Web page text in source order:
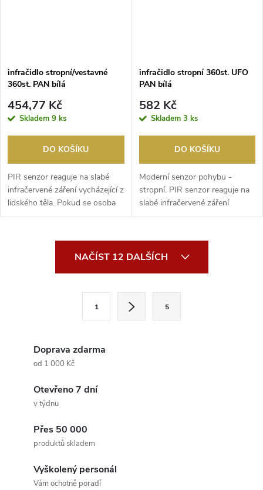
infračidlo stropní/vestavné
360st. PAN bílá
454,77 Kč
Skladem 9 ks
DO KOŠÍKU
PIR senzor reaguje na slabé
infračervené záření vycházející z
lidského těla. Pokud se osoba
pohybuj...
infračidlo stropní 360st. UFO
PAN bílá
582 Kč
Skladem 3 ks
DO KOŠÍKU
Moderní senzor pohybu -
stropní. PIR senzor reaguje na
slabé infračervené záření
vycházející z lidsk...
NAČÍST 12 DALŠÍCH
1 5
Doprava zdarma
od 1 000 Kč
Otevřeno 7 dní
v týdnu
Přes 50 000
produktů skladem
Vyškolený personál
Vám ochotně poradí